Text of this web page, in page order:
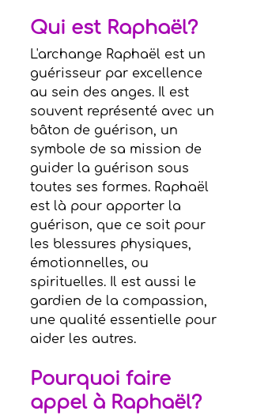
Qui est Raphaël?
L'archange Raphaël est un
guérisseur par excellence
au sein des anges. Il est
souvent représenté avec un
bâton de guérison, un
symbole de sa mission de
guider la guérison sous
toutes ses formes. Raphaël
est là pour apporter la
guérison, que ce soit pour
les blessures physiques,
émotionnelles, ou
spirituelles. Il est aussi le
gardien de la compassion,
une qualité essentielle pour
aider les autres.
Pourquoi faire
appel à Raphaël?